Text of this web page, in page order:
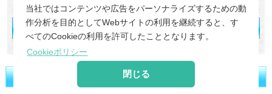
当社ではコンテンツや広告をパーソナライズするための動
作分析を目的としてWebサイトの利用を継続すると、す
べてのCookieの利用を許可したこととなります。
Cookieポリシー
閉じる